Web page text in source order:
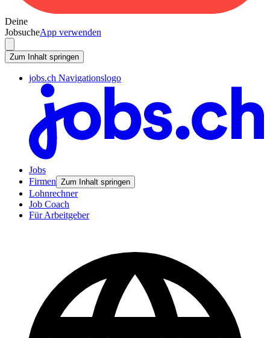
Deine
JobsucheApp verwenden
Zum Inhalt springen
jobs.ch Navigationslogo
Jobs
Firmen Zum Inhalt springen
Lohnrechner
Job Coach
Für Arbeitgeber